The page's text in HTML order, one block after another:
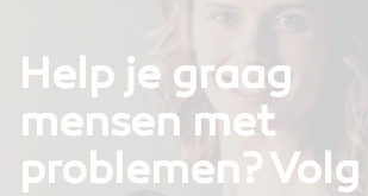
Help je graag
mensen met
problemen? Volg